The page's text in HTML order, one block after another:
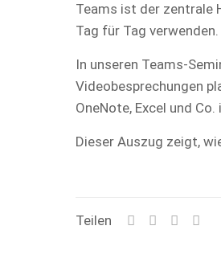
Teams ist der zentrale
Tag für Tag verwenden.
In unseren Teams-
Videobesprechungen
OneNote, Excel und
Dieser Auszug zeigt,
Teilen